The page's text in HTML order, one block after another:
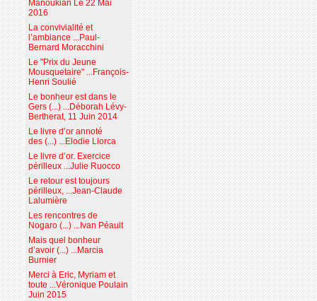
Manoukian Le 22 Mai
2016
La convivialité et
l’ambiance ...Paul-
Bernard Moracchini
Le "Prix du Jeune
Mousquetaire" ...François-
Henri Soulié
Le bonheur est dans le
Gers (...) ...Déborah Lévy-
Bertherat, 11 Juin 2014
Le livre d’or annoté
des (...) ...Elodie Llorca
Le livre d’or. Exercice
périlleux ...Julie Ruocco
Le retour est toujours
périlleux, ...Jean-Claude
Lalumière
Les rencontres de
Nogaro (...) ...Ivan Péault
Mais quel bonheur
d’avoir (...) ...Marcia
Burnier
Merci à Eric, Myriam et
toute ...Véronique Poulain
Juin 2015